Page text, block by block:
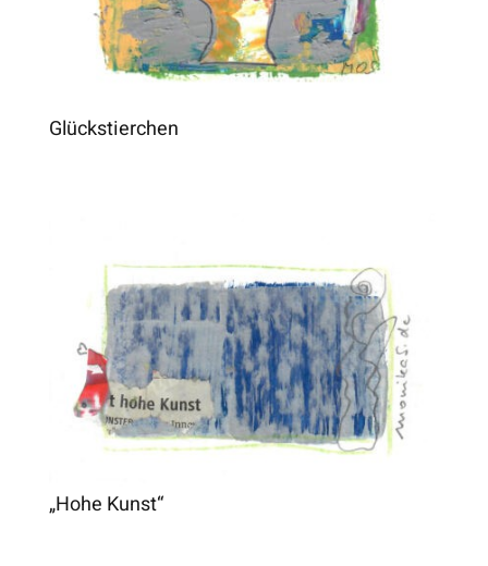
Glückstierchen
„Hohe Kunst“